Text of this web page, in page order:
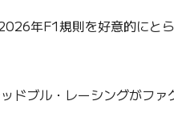
年F1規則を好意的にと
ブル・レーシングがフ